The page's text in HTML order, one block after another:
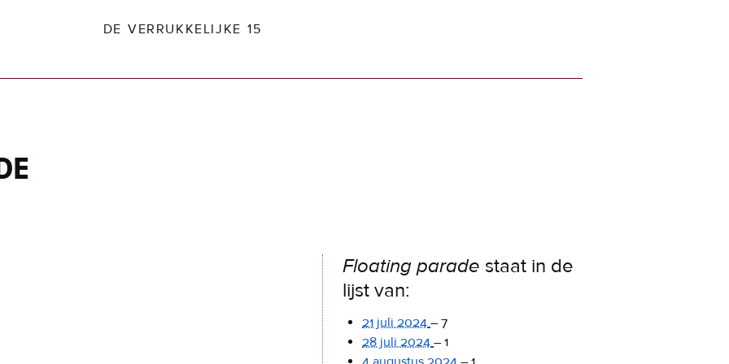
DE VERRUKKELIJKE 15
Floating parade staat in de
lijst van:
21 juli 2024 – 7
28 juli 2024 – 1